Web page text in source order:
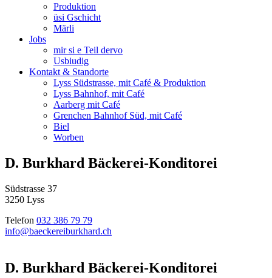
Produktion
üsi Gschicht
Märli
Jobs
mir si e Teil dervo
Usbiudig
Kontakt & Standorte
Lyss Südstrasse, mit Café & Produktion
Lyss Bahnhof, mit Café
Aarberg mit Café
Grenchen Bahnhof Süd, mit Café
Biel
Worben
D. Burkhard Bäckerei-Konditorei
Südstrasse 37
3250 Lyss
Telefon 032 386 79 79
info@baeckereiburkhard.ch
D. Burkhard Bäckerei-Konditorei